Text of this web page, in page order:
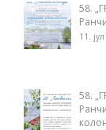
58.
11.
58.